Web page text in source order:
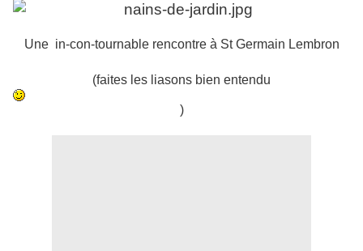
Une in-con-tournable rencontre à St Germain Lembron
(faites les liasons bien entendu
)